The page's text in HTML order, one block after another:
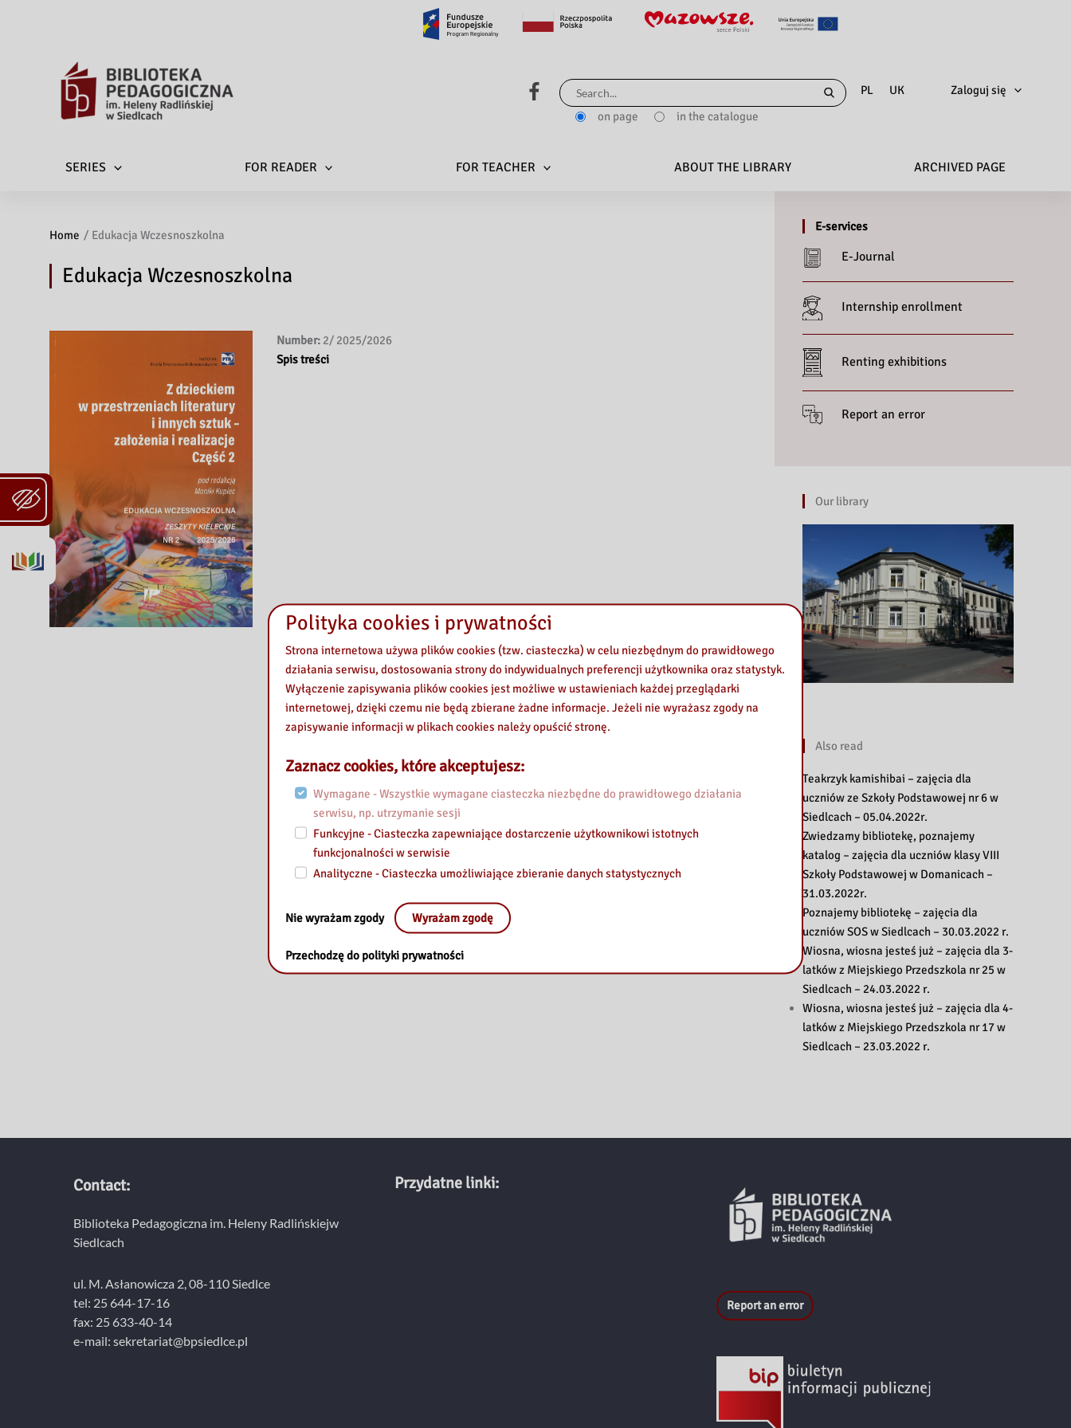
PL UK
Search
for:
on page in the catalogue
Zaloguj się
SERIES FOR READER FOR TEACHER ABOUT THE LIBRARY ARCHIVED PAGE
Home Edukacja Wczesnoszkolna
Edukacja Wczesnoszkolna
Number: 2/ 2025/2026
Spis treści
E-services
E-Journal
Internship enrollment
Renting exhibitions
Report an error
Our library
Also read
Teakrzyk kamishibai – zajęcia dla
uczniów ze Szkoły Podstawowej nr 6 w
Siedlcach – 05.04.2022r.
Zwiedzamy bibliotekę, poznajemy
katalog – zajęcia dla uczniów klasy VIII
Szkoły Podstawowej w Domanicach –
31.03.2022r.
Poznajemy bibliotekę – zajęcia dla
uczniów SOS w Siedlcach – 30.03.2022 r.
Wiosna, wiosna jesteś już – zajęcia dla 3-
latków z Miejskiego Przedszkola nr 25 w
Siedlcach – 24.03.2022 r.
Wiosna, wiosna jesteś już – zajęcia dla 4-
latków z Miejskiego Przedszkola nr 17 w
Siedlcach – 23.03.2022 r.
Contact:
Biblioteka Pedagogiczna im. Heleny Radlińskiejw
Siedlcach
ul. M. Asłanowicza 2, 08-110 Siedlce
tel: 25 644-17-16
fax: 25 633-40-14
e-mail: sekretariat@bpsiedlce.pl
Przydatne linki:
Report an error
Polityka cookies i prywatności
Strona internetowa używa plików cookies (tzw. ciasteczka) w celu niezbędnym do prawidłowego
działania serwisu, dostosowania strony do indywidualnych preferencji użytkownika oraz statystyk.
Wyłączenie zapisywania plików cookies jest możliwe w ustawieniach każdej przeglądarki
internetowej, dzięki czemu nie będą zbierane żadne informacje. Jeżeli nie wyrażasz zgody na
zapisywanie informacji w plikach cookies należy opuścić stronę.
Zaznacz cookies, które akceptujesz:
Wymagane - Wszystkie wymagane ciasteczka niezbędne do prawidłowego działania
serwisu, np. utrzymanie sesji
Funkcyjne - Ciasteczka zapewniające dostarczenie użytkownikowi istotnych
funkcjonalności w serwisie
Analityczne - Ciasteczka umożliwiające zbieranie danych statystycznych
Nie wyrażam zgody Wyrażam zgodę
Przechodzę do polityki prywatności